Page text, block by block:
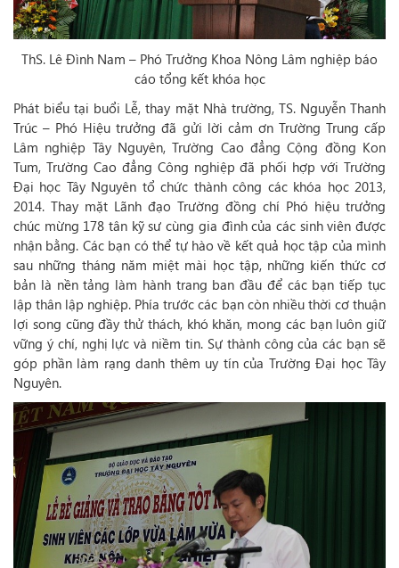
ThS. Lê Đình Nam – Phó Trưởng Khoa Nông Lâm nghiệp báo
cáo tổng kết khóa học
Phát biểu tại buổi Lễ, thay mặt Nhà trường, TS. Nguyễn Thanh
Trúc – Phó Hiệu trưởng đã gửi lời cảm ơn Trường Trung cấp
Lâm nghiệp Tây Nguyên, Trường Cao đẳng Cộng đồng Kon
Tum, Trường Cao đẳng Công nghiệp đã phối hợp với Trường
Đại học Tây Nguyên tổ chức thành công các khóa học 2013,
2014. Thay mặt Lãnh đạo Trường đồng chí Phó hiệu trưởng
chúc mừng 178 tân kỹ sư cùng gia đình của các sinh viên được
nhận bằng. Các bạn có thể tự hào về kết quả học tập của mình
sau những tháng năm miệt mài học tập, những kiến thức cơ
bản là nền tảng làm hành trang ban đầu để các bạn tiếp tục
lập thân lập nghiệp. Phía trước các bạn còn nhiều thời cơ thuận
lợi song cũng đầy thử thách, khó khăn, mong các bạn luôn giữ
vững ý chí, nghị lực và niềm tin. Sự thành công của các bạn sẽ
góp phần làm rạng danh thêm uy tín của Trường Đại học Tây
Nguyên.